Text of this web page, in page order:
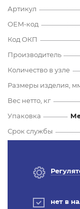
Артикул
OEM-код
Код ОКП
Производитель
Количество в узле
Размеры изделия,
Вес нетто, кг
Упаковка
Срок службы
нет в